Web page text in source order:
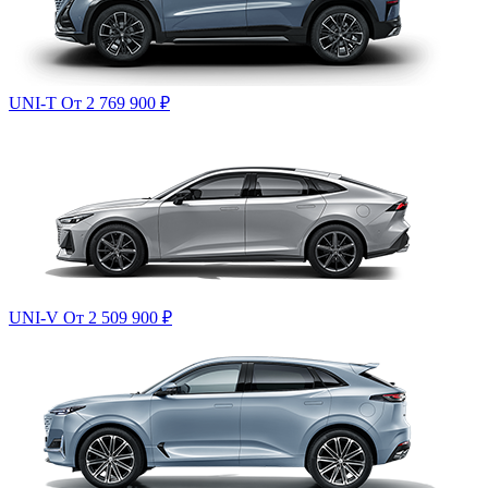
UNI-T От 2 769 900 ₽
UNI-V От 2 509 900 ₽